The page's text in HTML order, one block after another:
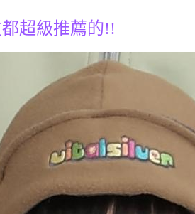
超級推薦的!!